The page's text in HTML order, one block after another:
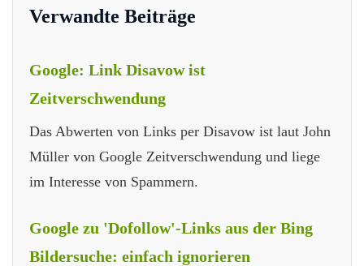
Verwandte Beiträge
Google: Link Disavow ist
Zeitverschwendung
Das Abwerten von Links per Disavow ist laut John
Müller von Google Zeitverschwendung und liege
im Interesse von Spammern.
Google zu 'Dofollow'-Links aus der Bing
Bildersuche: einfach ignorieren